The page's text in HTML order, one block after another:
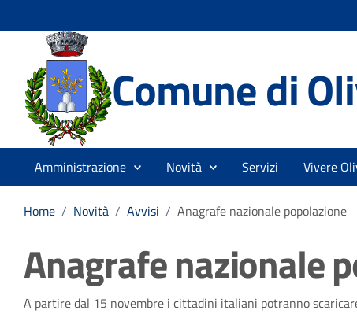
Comune di
Amministrazione Novità Servizi Vivere
Home / Novità / Avvisi / Anagrafe nazionale popolazione
Anagrafe nazionale
Dettagli della notizia
A partire dal 15 novembre i cittadini italiani potranno